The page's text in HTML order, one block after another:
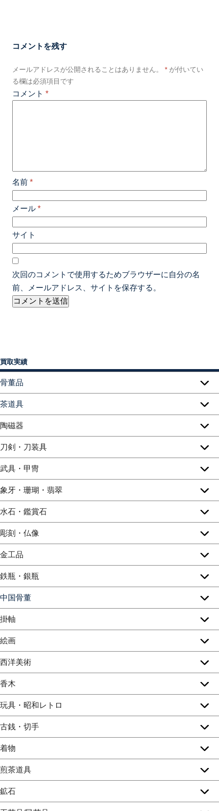
コメントを残す
メールアドレスが公開されることはありません。 * が付いてい
る欄は必須項目です
コメント *
名前 *
メール *
サイト
次回のコメントで使用するためブラウザーに自分の名
前、メールアドレス、サイトを保存する。
買取実績
骨董品
茶道具
陶磁器
刀剣・刀装具
武具・甲冑
象牙・珊瑚・翡翠
水石・鑑賞石
彫刻・仏像
金工品
鉄瓶・銀瓶
中国骨董
掛軸
絵画
西洋美術
香木
玩具・昭和レトロ
古銭・切手
着物
煎茶道具
鉱石